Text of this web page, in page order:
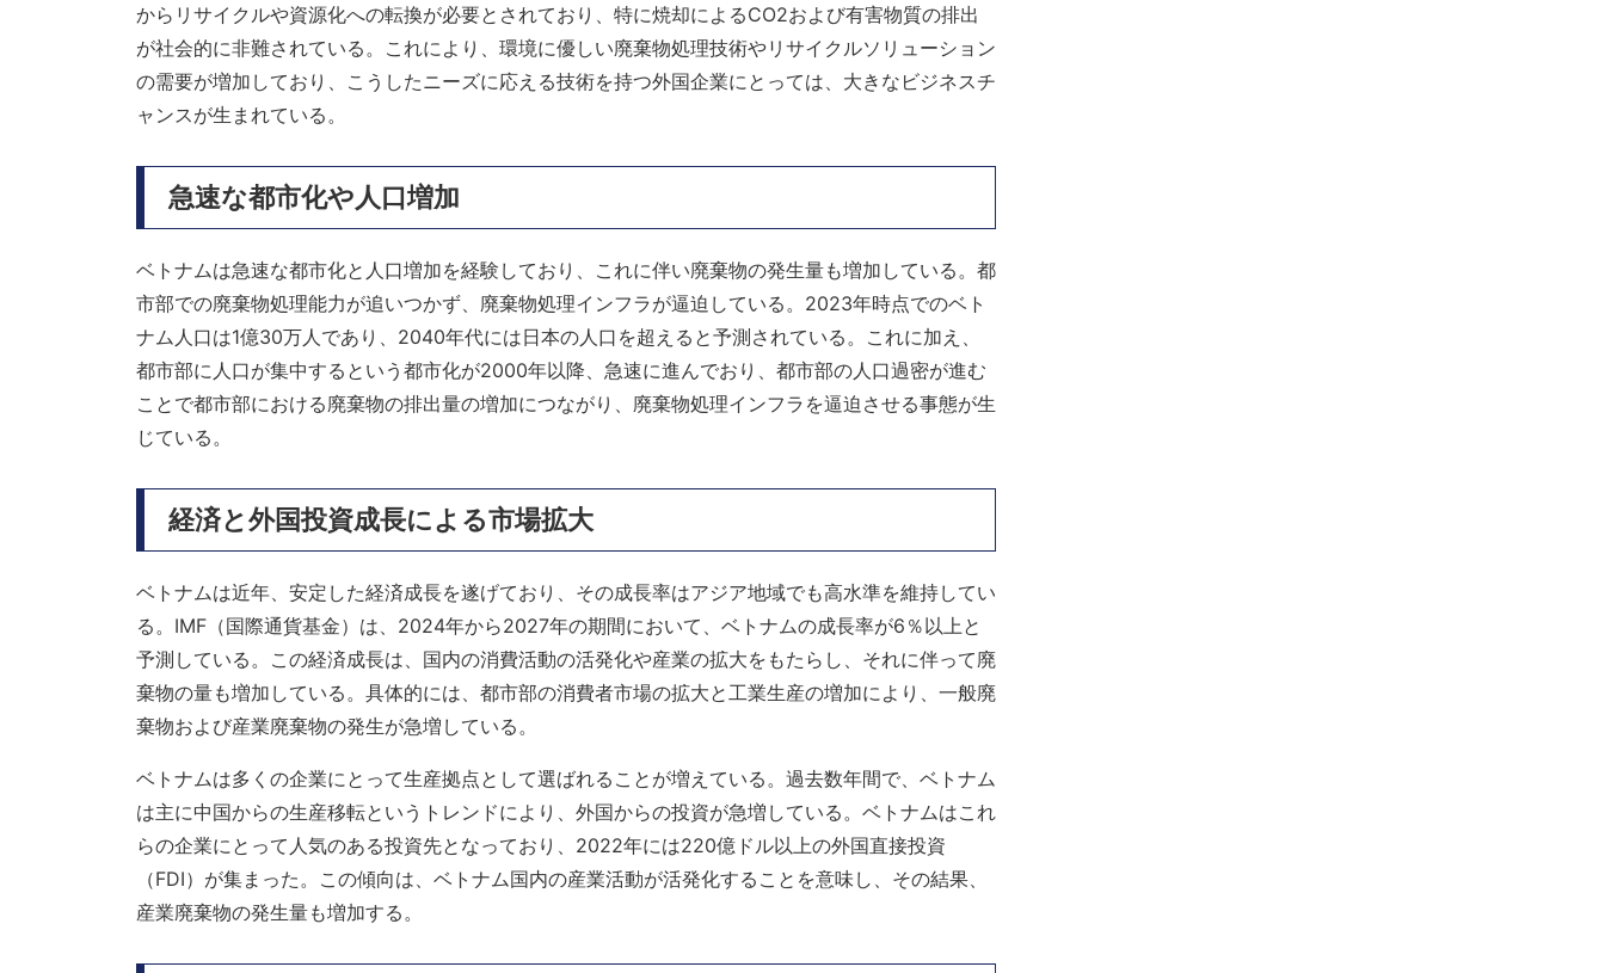
からリサイクルや資源化への転換が必要とされており、特に焼却によるCO2および有害物質の排出
が社会的に非難されている。これにより、環境に優しい廃棄物処理技術やリサイクルソリューション
の需要が増加しており、こうしたニーズに応える技術を持つ外国企業にとっては、大きなビジネスチ
ャンスが生まれている。
急速な都市化や人口増加
ベトナムは急速な都市化と人口増加を経験しており、これに伴い廃棄物の発生量も増加している。都
市部での廃棄物処理能力が追いつかず、廃棄物処理インフラが逼迫している。2023年時点でのベト
ナム人口は1億30万人であり、2040年代には日本の人口を超えると予測されている。これに加え、
都市部に人口が集中するという都市化が2000年以降、急速に進んでおり、都市部の人口過密が進む
ことで都市部における廃棄物の排出量の増加につながり、廃棄物処理インフラを逼迫させる事態が生
じている。
経済と外国投資成長による市場拡大
ベトナムは近年、安定した経済成長を遂げており、その成長率はアジア地域でも高水準を維持してい
る。IMF（国際通貨基金）は、2024年から2027年の期間において、ベトナムの成長率が6％以上と
予測している。この経済成長は、国内の消費活動の活発化や産業の拡大をもたらし、それに伴って廃
棄物の量も増加している。具体的には、都市部の消費者市場の拡大と工業生産の増加により、一般廃
棄物および産業廃棄物の発生が急増している。
ベトナムは多くの企業にとって生産拠点として選ばれることが増えている。過去数年間で、ベトナム
は主に中国からの生産移転というトレンドにより、外国からの投資が急増している。ベトナムはこれ
らの企業にとって人気のある投資先となっており、2022年には220億ドル以上の外国直接投資
（FDI）が集まった。​この傾向は、ベトナム国内の産業活動が活発化することを意味し、その結果、
産業廃棄物の発生量も増加する。